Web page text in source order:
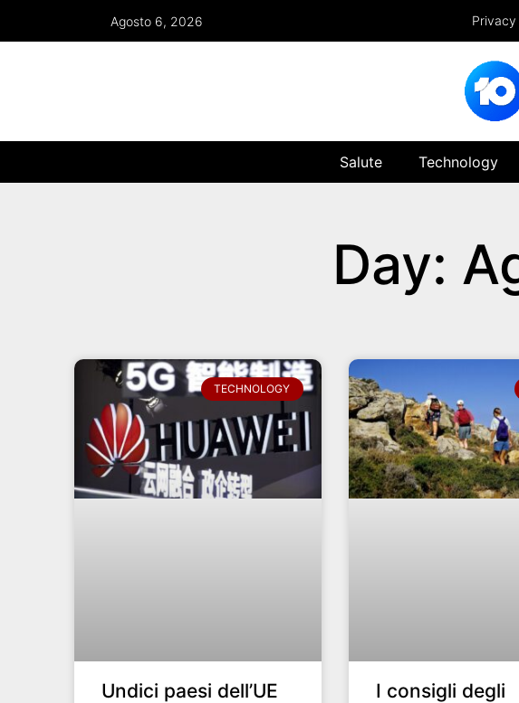
Agosto 6, 2026 Privacy
Salute Technology
Day:
TECHNOLOGY
Undici paesi dell’UE
I consigli degli